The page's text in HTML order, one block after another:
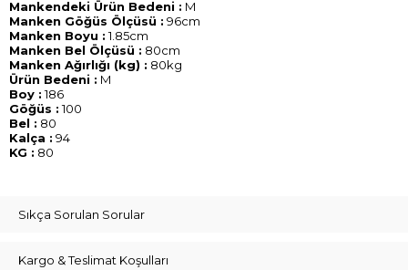
Mankendeki Ürün Bedeni : M
Manken Göğüs Ölçüsü : 96cm
Manken Boyu :1.85cm
Manken Bel Ölçüsü : 80cm
Manken Ağırlığı (kg) : 80kg
Ürün Bedeni : M
Boy :186
Göğüs :100
Bel : 80
Kalça : 94
KG : 80
Sıkça Sorulan Sorular
Kargo & Teslimat Koşulları